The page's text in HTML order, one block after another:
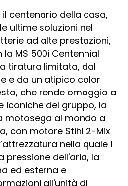
centenario della casa,
ultime soluzioni nel
ad alte prestazioni,
MS 500i Centennial
tiratura limitata, dal
e da un atipico color
che rende omaggio a
iconiche del gruppo, la
motosega al mondo a
con motore Stihl 2-Mix
nella quale i
pressione dell'aria, la
ed esterna e
all'unità di